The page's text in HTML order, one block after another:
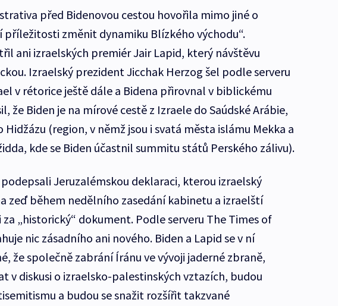
před Bidenovou cestou hovořila mimo jiné o
příležitosti změnit dynamiku Blízkého východu“.
ani izraelských premiér Jair Lapid, který návštěvu
Izraelský prezident Jicchak Herzog šel podle serveru
v rétorice ještě dále a Bidena přirovnal v biblickému
že Biden je na mírové cestě z Izraele do Saúdské Arábie,
Hidžázu (region, v němž jsou i svatá města islámu Mekka a
kde se Biden účastnil summitu států Perského zálivu).
Jeruzalémskou deklaraci, kterou izraelský
zeď během nedělního zasedání kabinetu a izraelští
„historický“ dokument. Podle serveru The Times of
nic zásadního ani nového. Biden a Lapid se v ní
že společně zabrání Íránu ve vývoji jaderné zbraně,
v diskusi o izraelsko-palestinských vztazích, budou
a budou se snažit rozšířit takzvané